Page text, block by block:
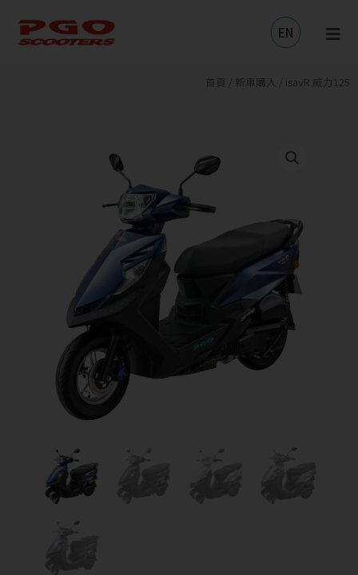
EN
首頁 新車購入 / isavR 威力125